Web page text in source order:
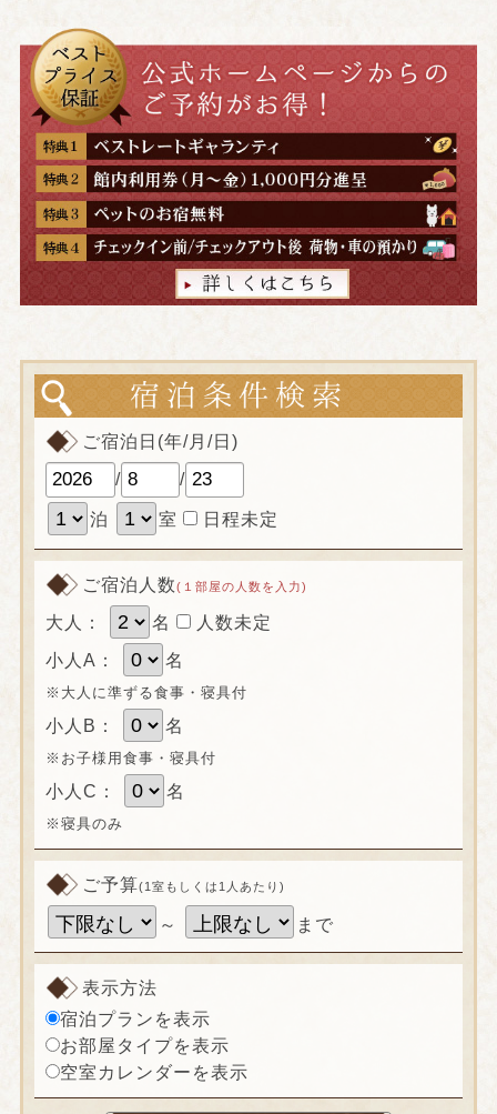
ご宿泊日(年/月/日)
/
/
泊 室 日程未定
ご宿泊人数(１部屋の人数を入力)
大人： 名
人数未定
小人A：
名
※大人に準ずる食事・寝具付
小人B： 名
※お子様用食事・寝具付
小人C： 名
※寝具のみ
ご予算(1室もしくは1人あたり)
～ まで
表示方法
宿泊プランを表示
お部屋タイプを表示
空室カレンダーを表示